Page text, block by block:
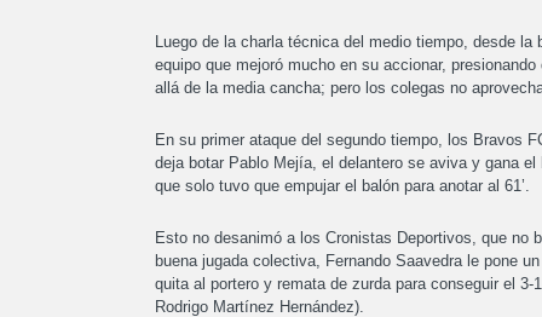
Luego de la charla técnica del medio tiempo, desde
equipo que mejoró mucho en su accionar,
allá de la media cancha; pero los colegas no
En su primer ataque del segundo tiempo, los Bravos
deja botar Pablo Mejía, el delantero se aviva y gana
que solo tuvo que empujar el balón para anotar al 61’.
Esto no desanimó a los Cronistas Deportivos, que no
buena jugada colectiva, Fernando Saavedra le pone
quita al portero y remata de zurda para conseguir el
Rodrigo Martínez Hernández).